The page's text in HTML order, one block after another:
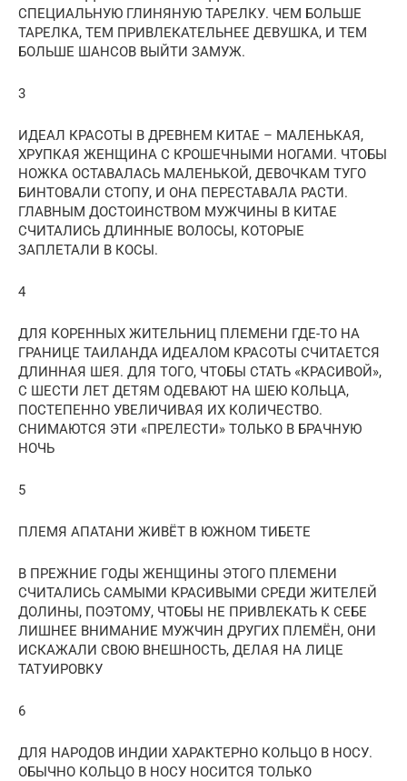
СПЕЦИАЛЬНУЮ ГЛИНЯНУЮ ТАРЕЛКУ. ЧЕМ БОЛЬШЕ
ТАРЕЛКА, ТЕМ ПРИВЛЕКАТЕЛЬНЕЕ ДЕВУШКА, И ТЕМ
БОЛЬШЕ ШАНСОВ ВЫЙТИ ЗАМУЖ.
3
ИДЕАЛ КРАСОТЫ В ДРЕВНЕМ КИТАЕ – МАЛЕНЬКАЯ,
ХРУПКАЯ ЖЕНЩИНА С КРОШЕЧНЫМИ НОГАМИ. ЧТОБЫ
НОЖКА ОСТАВАЛАСЬ МАЛЕНЬКОЙ, ДЕВОЧКАМ ТУГО
БИНТОВАЛИ СТОПУ, И ОНА ПЕРЕСТАВАЛА РАСТИ.
ГЛАВНЫМ ДОСТОИНСТВОМ МУЖЧИНЫ В КИТАЕ
СЧИТАЛИСЬ ДЛИННЫЕ ВОЛОСЫ, КОТОРЫЕ
ЗАПЛЕТАЛИ В КОСЫ.
4
ДЛЯ КОРЕННЫХ ЖИТЕЛЬНИЦ ПЛЕМЕНИ ГДЕ-ТО НА
ГРАНИЦЕ ТАИЛАНДА ИДЕАЛОМ КРАСОТЫ СЧИТАЕТСЯ
ДЛИННАЯ ШЕЯ. ДЛЯ ТОГО, ЧТОБЫ СТАТЬ «КРАСИВОЙ»,
С ШЕСТИ ЛЕТ ДЕТЯМ ОДЕВАЮТ НА ШЕЮ КОЛЬЦА,
ПОСТЕПЕННО УВЕЛИЧИВАЯ ИХ КОЛИЧЕСТВО.
СНИМАЮТСЯ ЭТИ «ПРЕЛЕСТИ» ТОЛЬКО В БРАЧНУЮ
НОЧЬ
5
ПЛЕМЯ АПАТАНИ ЖИВЁТ В ЮЖНОМ ТИБЕТЕ
В ПРЕЖНИЕ ГОДЫ ЖЕНЩИНЫ ЭТОГО ПЛЕМЕНИ
СЧИТАЛИСЬ САМЫМИ КРАСИВЫМИ СРЕДИ ЖИТЕЛЕЙ
ДОЛИНЫ, ПОЭТОМУ, ЧТОБЫ НЕ ПРИВЛЕКАТЬ К СЕБЕ
ЛИШНЕЕ ВНИМАНИЕ МУЖЧИН ДРУГИХ ПЛЕМЁН, ОНИ
ИСКАЖАЛИ СВОЮ ВНЕШНОСТЬ, ДЕЛАЯ НА ЛИЦЕ
ТАТУИРОВКУ
6
ДЛЯ НАРОДОВ ИНДИИ ХАРАКТЕРНО КОЛЬЦО В НОСУ.
ОБЫЧНО КОЛЬЦО В НОСУ НОСИТСЯ ТОЛЬКО